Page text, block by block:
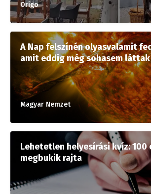
Origo
A Nap felszínén olyasvalamit
amit eddig még sohasem láttak
Magyar Nemzet
Lehetetlen helyesírási kvíz: 100
megbukik rajta